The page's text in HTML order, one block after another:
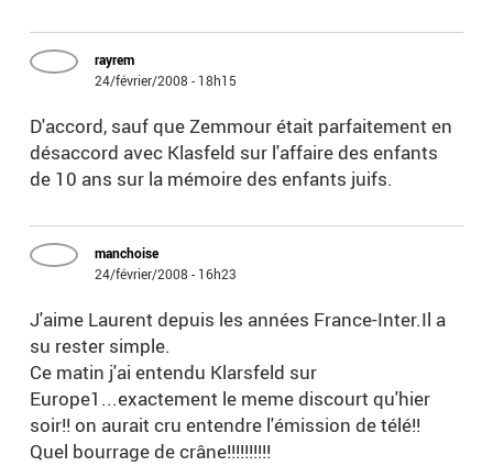
rayrem
24/février/2008 - 18h15
D'accord, sauf que Zemmour était parfaitement en
désaccord avec Klasfeld sur l'affaire des enfants
de 10 ans sur la mémoire des enfants juifs.
manchoise
24/février/2008 - 16h23
J'aime Laurent depuis les années France-Inter.Il a
su rester simple.
Ce matin j'ai entendu Klarsfeld sur
Europe1...exactement le meme discourt qu'hier
soir!! on aurait cru entendre l'émission de télé!!
Quel bourrage de crâne!!!!!!!!!!